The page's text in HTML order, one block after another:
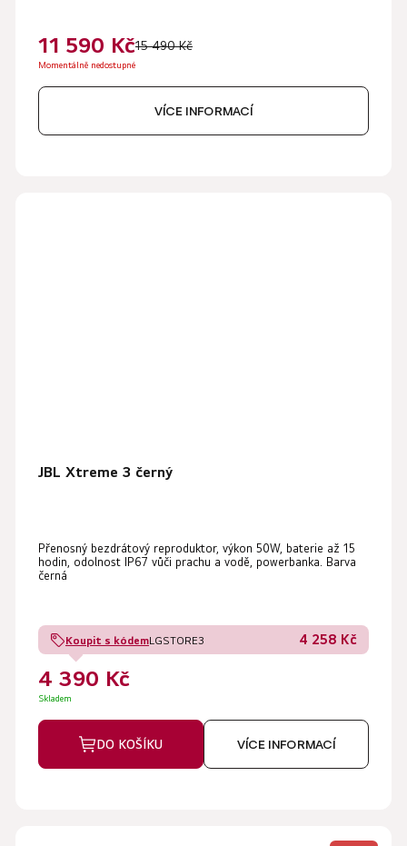
11 590 Kč15 490 Kč
Momentálně nedostupné
VÍCE INFORMACÍ
JBL Xtreme 3 černý
Přenosný bezdrátový reproduktor, výkon 50W, baterie až 15
hodin, odolnost IP67 vůči prachu a vodě, powerbanka. Barva
černá
Koupit s kódemLGSTORE3 4 258 Kč
4 390 Kč
Skladem
DO KOŠÍKU VÍCE INFORMACÍ